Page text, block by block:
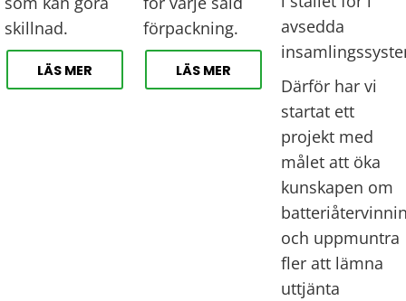
skillnad.
LÄS MER
förpackning.
LÄS MER
avsedda
Därför har vi
startat ett
projekt med
målet att öka
kunskapen om
och uppmuntra
fler att lämna
uttjänta